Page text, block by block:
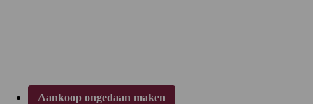
Aankoop ongedaan maken